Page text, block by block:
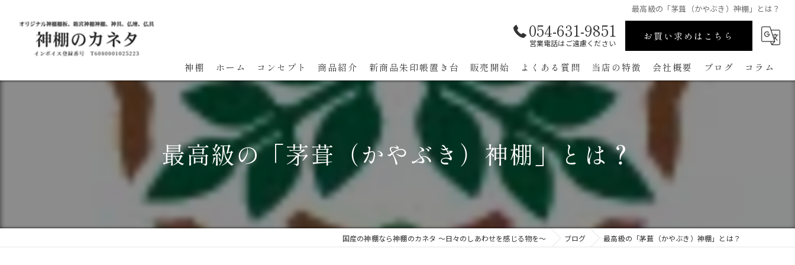
最高級の「茅葺（かやぶき）神棚」とは？
054-631-9851
営業電話はご遠慮ください
お買い求めはこちら
神棚 ホーム コンセプト
代表あいさつ
商品紹介 新商品朱印帳置き台 販売開始 よくある質問 当店の特徴
高級
ペット用
手作り
コンパクト
通販
会社概要 ブログ コラム
最高級の「茅葺（かやぶき）神棚」とは？
国産の神棚なら神棚のカネタ ～日々のしあわせを感じる物を～ ブログ 最高級の「茅葺（かやぶき）神棚」とは？